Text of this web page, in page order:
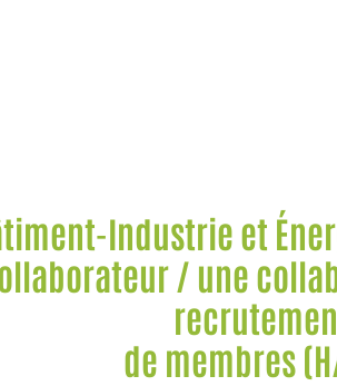
Industrie et
/ une
de membres